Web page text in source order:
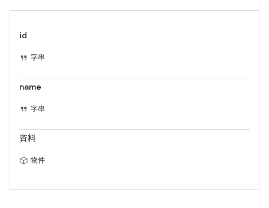
id
字串
name
字串
資料
物件